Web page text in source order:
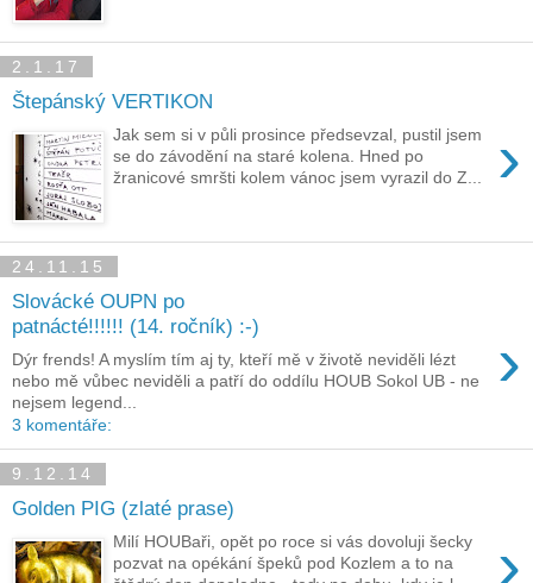
2.1.17
Štepánský VERTIKON
›
Jak sem si v půli prosince předsevzal, pustil jsem
se do závodění na staré kolena. Hned po
žranicové smršti kolem vánoc jsem vyrazil do Z...
24.11.15
Slovácké OUPN po
patnácté!!!!!! (14. ročník) :-)
›
Dýr frends! A myslím tím aj ty, kteří mě v životě neviděli lézt
nebo mě vůbec neviděli a patří do oddílu HOUB Sokol UB - ne
nejsem legend...
3 komentáře:
9.12.14
Golden PIG (zlaté prase)
›
Milí HOUBaři, opět po roce si vás dovoluji šecky
pozvat na opékání špeků pod Kozlem a to na